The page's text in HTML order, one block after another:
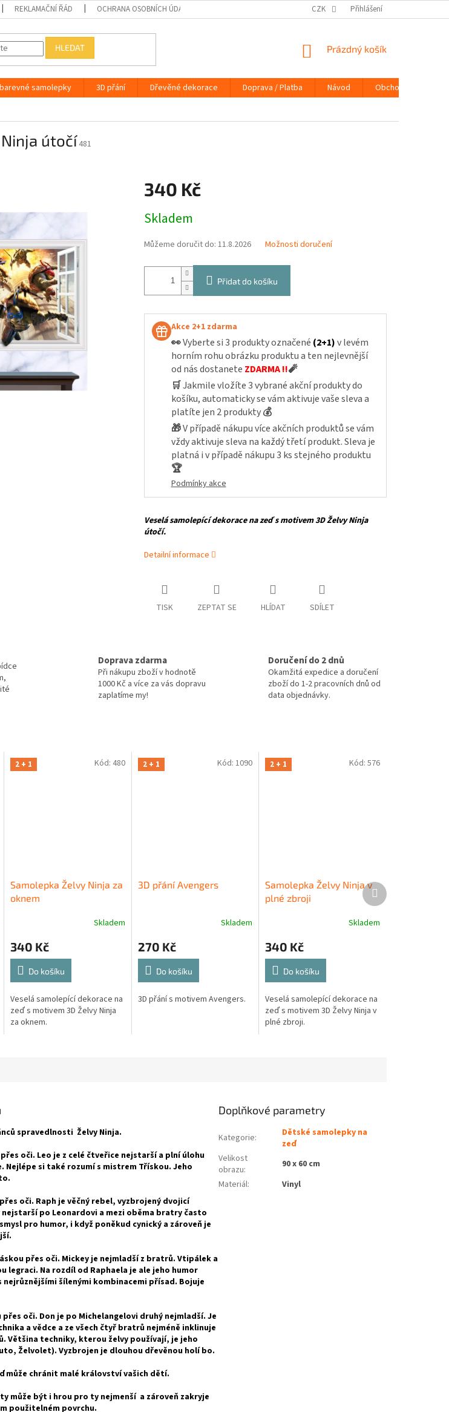
REKLAMAČNÍ ŘÁD OCHRANA OSOBNÍCH ÚDAJŮ NÁVOD KONTAKTY
CZK Přihlášení
HLEDAT
NÁKUPNÍ
Prázdný košík
samolepky 3D přání Dřevěné dekorace Doprava / Platba Návod
Obchodní podmínky
útočí 481
340 Kč
cena:
Skladem
Můžeme doručit do: 11.8.2026 Možnosti doručení
Přidat do košíku
Akce 2+1 zdarma
👀Vyberte si 3 produkty označené (2+1)v levém
horním rohu obrázku produktu a ten nejlevnější
od nás dostanete ZDARMA !!🧨
🛒Jakmile vložíte 3 vybrané akční produkty do
košíku, automaticky se vám aktivuje vaše sleva a
platíte jen 2 produkty💰
🎁V případě nákupu více akčních produktů se vám
vždy aktivuje sleva na každý třetí produkt. Sleva je
platná i v případě nákupu 3 ks stejného produktu
🏆
Podmínky akce
Veselá samolepící dekorace na zeď s motivem 3D Želvy Ninja
útočí.
Detailní informace
TISK ZEPTAT SE HLÍDAT SDÍLET
Doprava zdarma
Při nákupu zboží v hodnotě
1000 Kč a více za vás dopravu
zaplatíme my!
Doručení do 2 dnů
Okamžitá expedice a doručení
zboží do 1-2 pracovních dnů od
data objednávky.
2 + 1
Samolepka Želvy Ninja za
oknem
Skladem
340 Kč
Do košíku
Veselá samolepící dekorace na
zeď s motivem 3D Želvy Ninja
za oknem.
Kód: 480 2 + 1
3D přání Avengers
Skladem
270 Kč
Do košíku
3D přání s motivem Avengers.
Kód:1090 2 + 1
Samolepka Želvy Ninja v
plné zbroji
Skladem
340 Kč
Do košíku
Veselá samolepící dekorace na
zeď s motivem 3D Želvy Ninja v
plné zbroji.
Kód: 576
Další
produkt
spravedlnosti Želvy Ninja.
oči. Leo je z celé čtveřice nejstarší a plní úlohu
Nejlépe si také rozumí s mistrem Třískou. Jeho
oči. Raph je věčný rebel, vyzbrojený dvojicí
po Leonardovi a mezi oběma bratry často
pro humor, i když poněkud cynický a zároveň je
přes oči. Mickey je nejmladší z bratrů. Vtipálek a
legraci. Na rozdíl od Raphaela je ale jeho humor
nejrůznějšími šílenými kombinacemi přísad. Bojuje
oči. Don je po Michelangelovi druhý nejmladší. Je
a vědce a ze všech čtyř bratrů nejméně inklinuje
Většina techniky, kterou želvy používají, je jeho
Želvolet). Vyzbrojen je dlouhou dřevěnou holí bo.
může chránit malé království vašich dětí.
může být i hrou pro ty nejmenší a zároveň zakryje
použitelném povrchu.
Doplňkové parametry
Kategorie:
Dětské samolepky na
zeď
Velikost
obrazu:
90 x 60 cm
Materiál: Vinyl